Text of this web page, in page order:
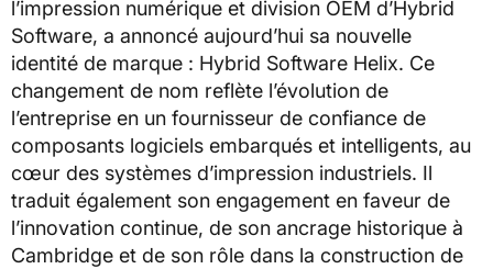
l’impression numérique et division OEM d’Hybrid
Software, a annoncé aujourd’hui sa nouvelle
identité de marque : Hybrid Software Helix. Ce
changement de nom reflète l’évolution de
l’entreprise en un fournisseur de confiance de
composants logiciels embarqués et intelligents, au
cœur des systèmes d’impression industriels. Il
traduit également son engagement en faveur de
l’innovation continue, de son ancrage historique à
Cambridge et de son rôle dans la construction de